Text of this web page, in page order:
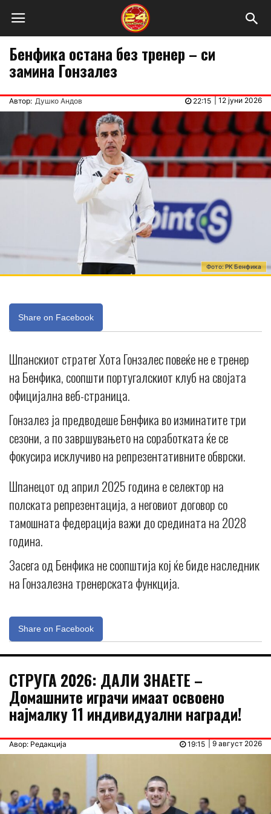
Бенфика остана без тренер – си
замина Гонзалез
Автор: Душко Андов 12 јуни 2026
22:15
Фото: РК Бенфика
Share on Facebook
Шпанскиот стратег Хота Гонзалес повеќе не е тренер
на Бенфика, соопшти португалскиот клуб на својата
официјална веб-страница.
Гонзалез ја предводеше Бенфика во изминатите три
сезони, а по завршувањето на соработката ќе се
фокусира исклучиво на репрезентативните обврски.
Шпанецот од април 2025 година е селектор на
полската репрезентација, а неговиот договор со
тамошната федерација важи до средината на 2028
година.
Засега од Бенфика не соопштија кој ќе биде наследник
на Гонзалезна тренерската функција.
Share on Facebook
СТРУГА 2026: ДАЛИ ЗНАЕТЕ –
Домашните играчи имаат освоено
најмалку 11 индивидуални награди!
Авор: Редакција | 9 август 2026
19:15